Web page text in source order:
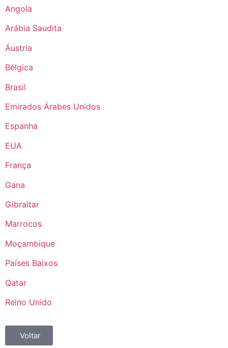
Angola
Arábia Saudita
Áustria
Bélgica
Brasil
Emirados Árabes Unidos
Espanha
EUA
França
Gana
Gibraltar
Marrocos
Moçambique
Países Baixos
Qatar
Reino Unido
Voltar